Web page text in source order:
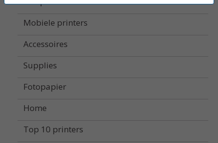
Mobiele printers
Accessoires
Supplies
Fotopapier
Home
Top 10 printers